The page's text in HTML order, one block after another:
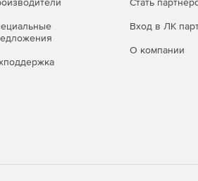
индивидуальные правила
и вложений. Приложение
Вход в ЛК
О компании